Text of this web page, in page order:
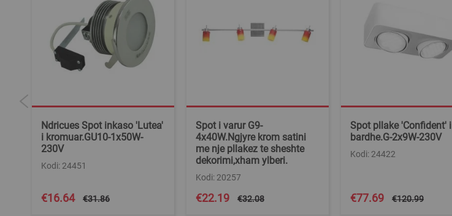
Ndricues Spot inkaso 'Lutea'
i kromuar.GU10-1x50W-
230V
Special
Price
€16.64 €31.86
Kodi: 24451
Spot i varur G9-
4x40W.Ngjyre krom satini
me nje pllakez te sheshte
dekorimi,xham ylberi.
Special
Price
€22.19 €32.08
Kodi: 20257
Spot pllake 'Confident' i
bardhe.G-2x9W-230V
Special
Price
€77.69 €120.99
Kodi: 24422